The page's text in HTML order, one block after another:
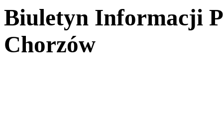
Biuletyn Informacji
Chorzów